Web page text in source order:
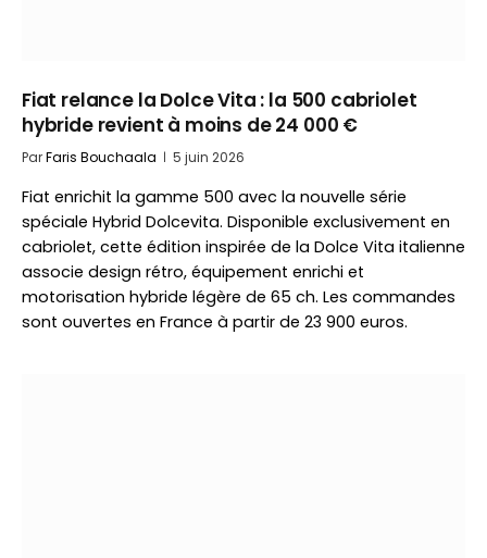
Fiat relance la Dolce Vita : la 500 cabriolet
hybride revient à moins de 24 000 €
ParFaris Bouchaala 5 juin 2026
Fiat enrichit la gamme 500 avec la nouvelle série
spéciale Hybrid Dolcevita. Disponible exclusivement en
cabriolet, cette édition inspirée de la Dolce Vita italienne
associe design rétro, équipement enrichi et
motorisation hybride légère de 65 ch. Les commandes
sont ouvertes en France à partir de 23 900 euros.